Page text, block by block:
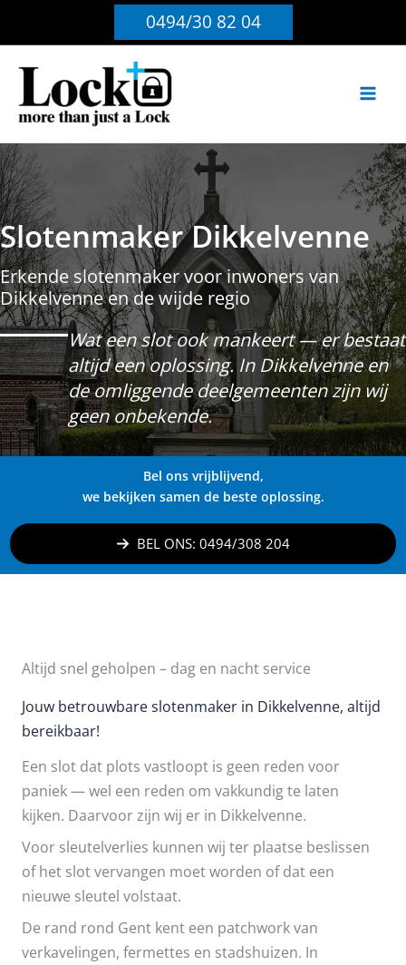
0494/30 82 04
Slotenmaker Dikkelvenne
Erkende slotenmaker voor inwoners van
Dikkelvenne en de wijde regio
Wat een slot ook mankeert — er bestaat
altijd een oplossing. In Dikkelvenne en
de omliggende deelgemeenten zijn wij
geen onbekende.
Bel ons vrijblijvend,
we bekijken samen de beste oplossing.
BEL ONS: 0494/308 204
Altijd snel geholpen – dag en nacht service
Jouw betrouwbare slotenmaker in Dikkelvenne, altijd
bereikbaar!
Een slot dat plots vastloopt is geen reden voor
paniek — wel een reden om vakkundig te laten
kijken. Daarvoor zijn wij er in Dikkelvenne.
Voor sleutelverlies kunnen wij ter plaatse beslissen
of het slot vervangen moet worden of dat een
nieuwe sleutel volstaat.
De rand rond Gent kent een patchwork van
verkavelingen, fermettes en stadshuizen. In